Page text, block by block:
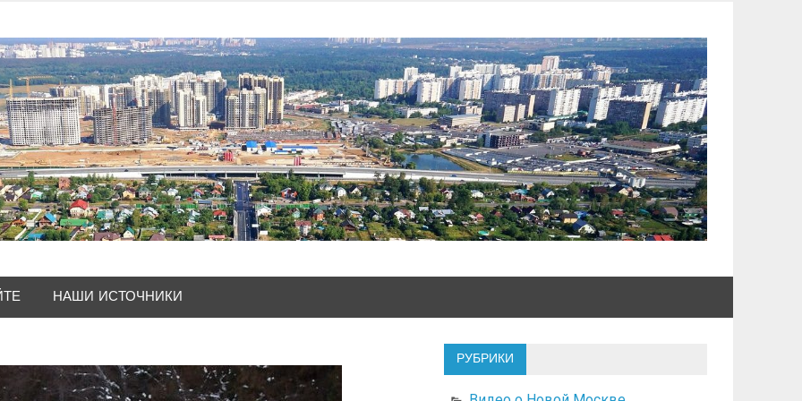
НАШИ ИСТОЧНИКИ
РУБРИКИ